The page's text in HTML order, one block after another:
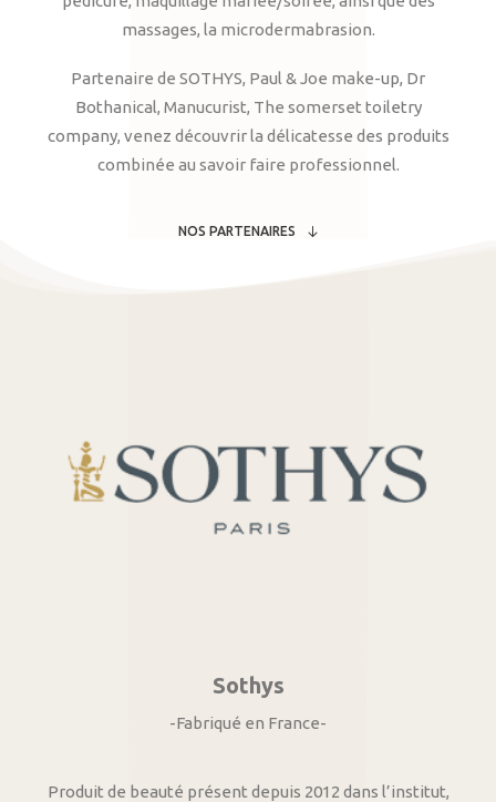
massages, la microdermabrasion.
Partenaire de SOTHYS, Paul & Joe make-up, Dr
Bothanical, Manucurist, The somerset toiletry
company, venez découvrir la délicatesse des produits
combinée au savoir faire professionnel.
NOS PARTENAIRES
Sothys
-Fabriqué en France-
Produit de beauté présent depuis 2012 dans l’institut,